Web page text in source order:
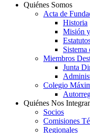
Quiénes Somos
Acta de
Historia
Misión
Sistema
Miembros
Junta
Colegio
Quiénes Nos
Socios
Comisiones
Regionales